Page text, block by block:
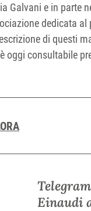
Galvani e in parte
dedicata al
di questi
oggi consultabile
Einaudi